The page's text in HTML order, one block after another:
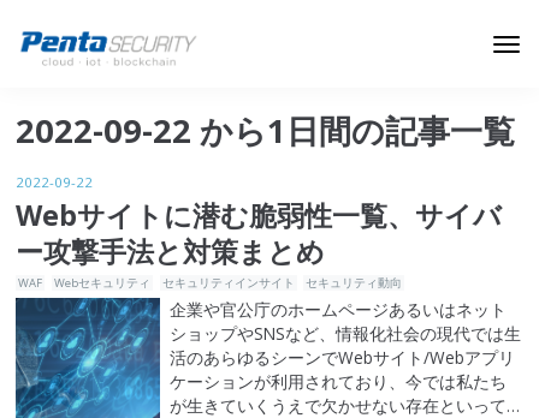
データ保護
セキュリティインサイト
技術ブログ
2022-09-22 から1日間の記事一覧
2022-09-22
Webサイトに潜む脆弱性一覧、サイバ
ー攻撃手法と対策まとめ
WAF Webセキュリティ セキュリティインサイト セキュリティ動向
企業や官公庁のホームページあるいはネット
ショップやSNSなど、情報化社会の現代では生
活のあらゆるシーンでWebサイト/Webアプリ
ケーションが利用されており、今では私たち
が生きていくうえで欠かせない存在といって